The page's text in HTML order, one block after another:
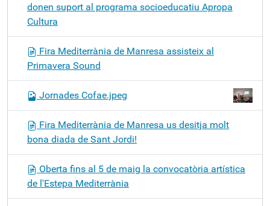
donen suport al programa socioeducatiu Apropa
Cultura
Fira Mediterrània de Manresa assisteix al
Primavera Sound
Jornades Cofae.jpeg
Fira Mediterrània de Manresa us desitja molt
bona diada de Sant Jordi!
Oberta fins al 5 de maig la convocatòria artística
de l'Estepa Mediterrània